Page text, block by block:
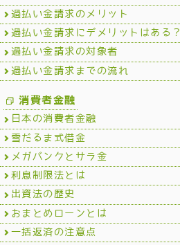
過払い金請求のメリット
過払い金請求にデメリットはある？
過払い金請求の対象者
過払い金請求までの流れ
消費者金融
日本の消費者金融
雪だるま式借金
メガバンクとサラ金
利息制限法とは
出資法の歴史
おまとめローンとは
一括返済の注意点